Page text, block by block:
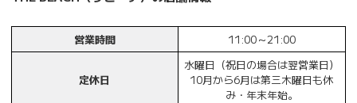
営業時間 11:00～21:00
定休日
水曜日（祝日の場合は翌営業日）
10月から6月は第三木曜日も休
み・年末年始。